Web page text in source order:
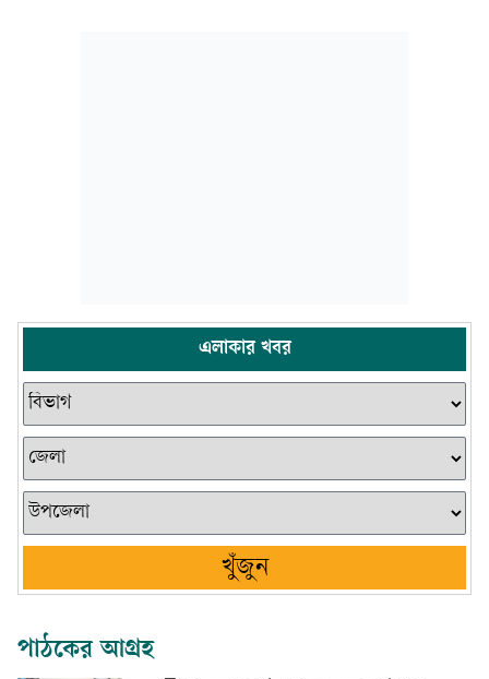
এলাকার খবর
খুঁজুন
পাঠকের আগ্রহ